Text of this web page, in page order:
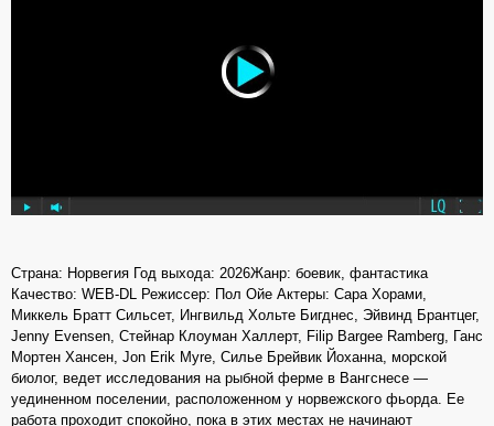
Страна: Норвегия Год выхода: 2026Жанр: боевик, фантастика
Качество: WEB-DL Режиссер: Пол Ойе Актеры: Сара Хорами,
Миккель Братт Сильсет, Ингвильд Хольте Бигднес, Эйвинд Брантцег,
Jenny Evensen, Стейнар Клоуман Халлерт, Filip Bargee Ramberg, Ганс
Мортен Хансен, Jon Erik Myre, Силье Брейвик Йоханна, морской
биолог, ведет исследования на рыбной ферме в Вангснесе —
уединенном поселении, расположенном у норвежского фьорда. Ее
работа проходит спокойно, пока в этих местах не начинают